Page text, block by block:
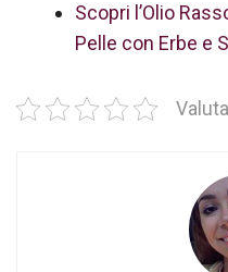
Scopri l’Olio
Pelle con Erbe e